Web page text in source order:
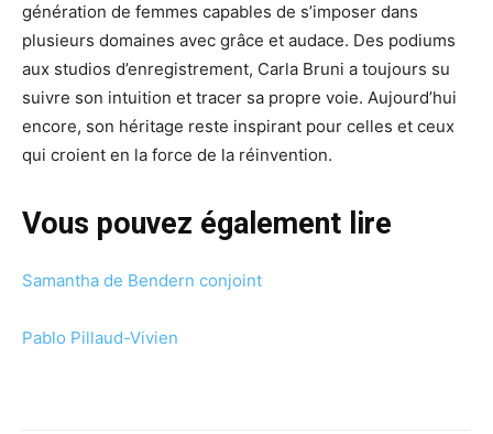
génération de femmes capables de s’imposer dans
plusieurs domaines avec grâce et audace. Des podiums
aux studios d’enregistrement, Carla Bruni a toujours su
suivre son intuition et tracer sa propre voie. Aujourd’hui
encore, son héritage reste inspirant pour celles et ceux
qui croient en la force de la réinvention.
Vous pouvez également lire
Samantha de Bendern conjoint
Pablo Pillaud-Vivien